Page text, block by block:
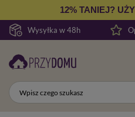
Wysyłka w 48h
12% TANIEJ?